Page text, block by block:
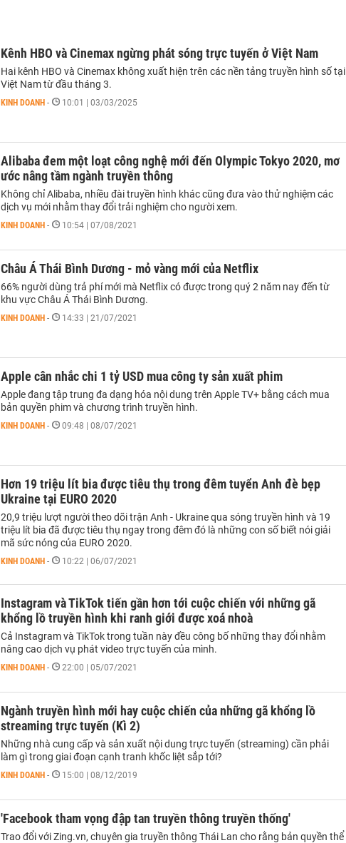
Kênh HBO và Cinemax ngừng phát sóng trực tuyến ở Việt Nam
Hai kênh HBO và Cinemax không xuất hiện trên các nền tảng truyền hình số tại
Việt Nam từ đầu tháng 3.
KINH DOANH - 10:01 | 03/03/2025
Alibaba đem một loạt công nghệ mới đến Olympic Tokyo 2020, mơ
ước nâng tầm ngành truyền thông
Không chỉ Alibaba, nhiều đài truyền hình khác cũng đưa vào thử nghiệm các
dịch vụ mới nhằm thay đổi trải nghiệm cho người xem.
KINH DOANH - 10:54 | 07/08/2021
Châu Á Thái Bình Dương - mỏ vàng mới của Netflix
66% người dùng trả phí mới mà Netflix có được trong quý 2 năm nay đến từ
khu vực Châu Á Thái Bình Dương.
KINH DOANH - 14:33 | 21/07/2021
Apple cân nhắc chi 1 tỷ USD mua công ty sản xuất phim
Apple đang tập trung đa dạng hóa nội dung trên Apple TV+ bằng cách mua
bản quyền phim và chương trình truyền hình.
KINH DOANH - 09:48 | 08/07/2021
Hơn 19 triệu lít bia được tiêu thụ trong đêm tuyển Anh đè bẹp
Ukraine tại EURO 2020
20,9 triệu lượt người theo dõi trận Anh - Ukraine qua sóng truyền hình và 19
triệu lít bia đã được tiêu thụ ngay trong đêm đó là những con số biết nói giải
mã sức nóng của EURO 2020.
KINH DOANH - 10:22 | 06/07/2021
Instagram và TikTok tiến gần hơn tới cuộc chiến với những gã
khổng lồ truyền hình khi ranh giới được xoá nhoà
Cả Instagram và TikTok trong tuần này đều công bố những thay đổi nhằm
nâng cao dịch vụ phát video trực tuyến của mình.
KINH DOANH - 22:00 | 05/07/2021
Ngành truyền hình mới hay cuộc chiến của những gã khổng lồ
streaming trực tuyến (Kì 2)
Những nhà cung cấp và sản xuất nội dung trực tuyến (streaming) cần phải
làm gì trong giai đoạn cạnh tranh khốc liệt sắp tới?
KINH DOANH - 15:00 | 08/12/2019
'Facebook tham vọng đập tan truyền thông truyền thống'
Trao đổi với Zing.vn, chuyên gia truyền thông Thái Lan cho rằng bản quyền thể